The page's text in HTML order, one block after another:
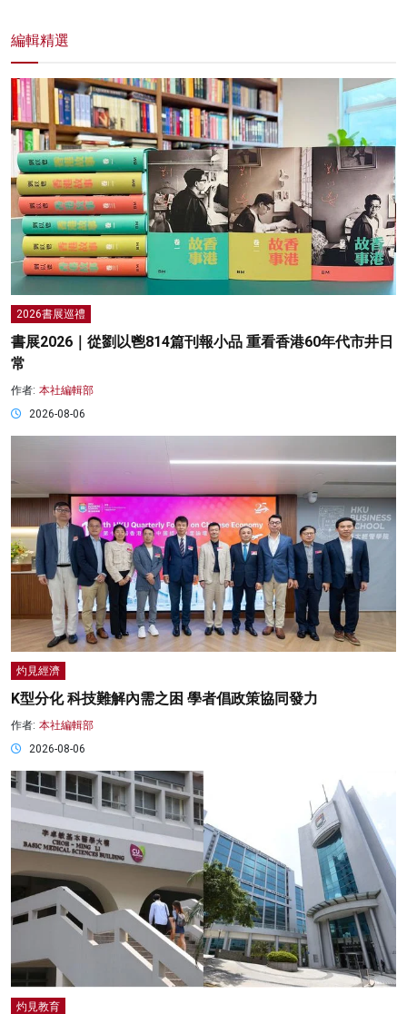
編輯精選
2026書展巡禮
書展2026｜從劉以鬯814篇刊報小品 重看香港60年代市井日
常
作者: 本社編輯部
2026-08-06
灼見經濟
K型分化 科技難解內需之困 學者倡政策協同發力
作者: 本社編輯部
2026-08-06
灼見教育